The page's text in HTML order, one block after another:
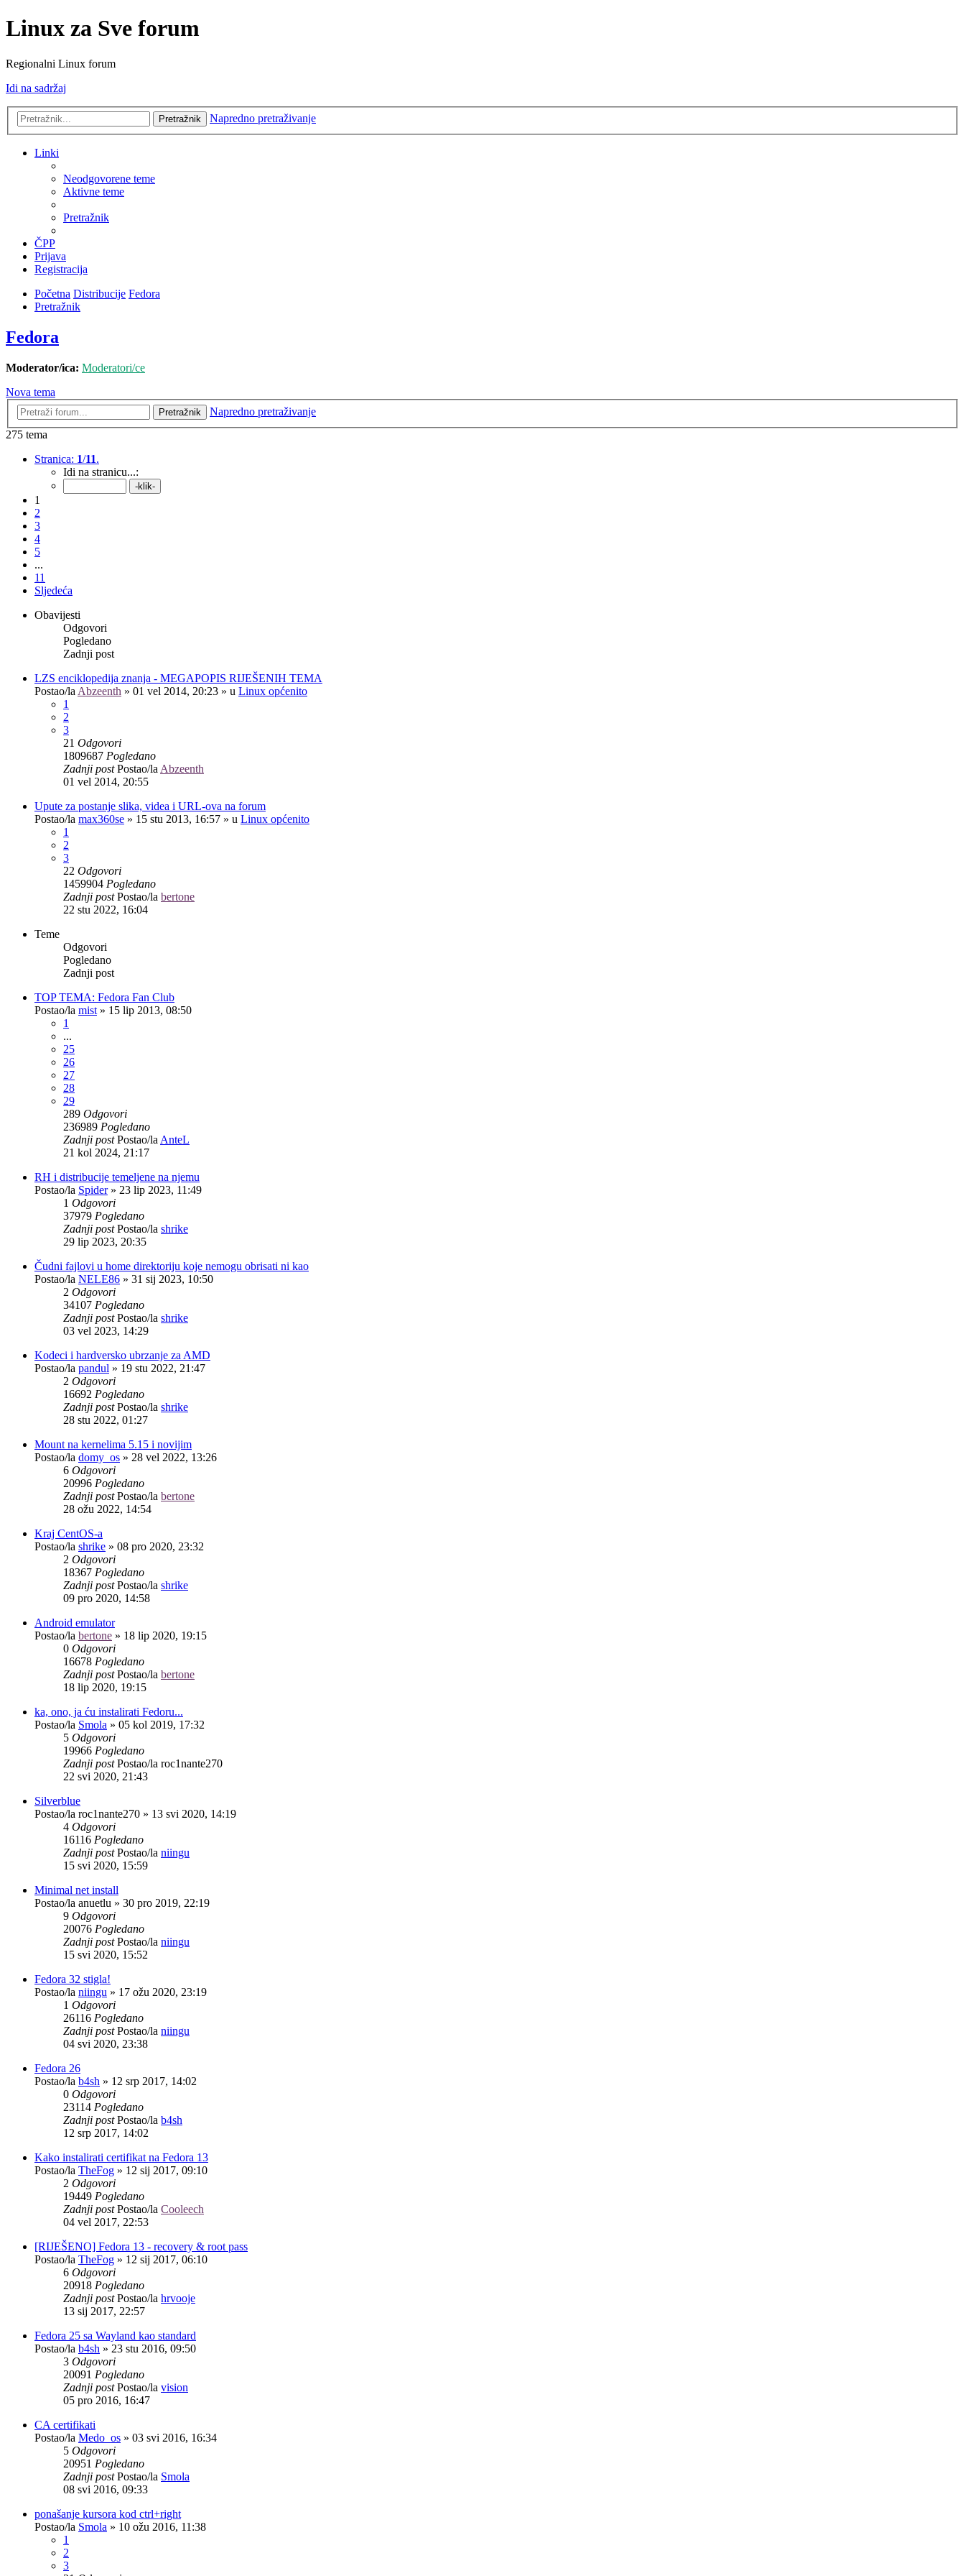
Linux za Sve forum
Regionalni Linux forum
Idi na sadržaj
Pretražnik Napredno pretraživanje
Linki
Neodgovorene teme
Aktivne teme
Pretražnik
ČPP
Prijava
Registracija
Početna Distribucije Fedora
Pretražnik
Fedora
Moderator/ica: Moderatori/ce
Nova tema
Pretražnik
Napredno pretraživanje
275 tema
Stranica: 1/11.
Idi na stranicu...:
1
2
3
4
5
...
11
Sljedeća
Obavijesti
Odgovori
Pogledano
Zadnji post
LZS enciklopedija znanja - MEGAPOPIS RIJEŠENIH TEMA
Postao/la Abzeenth » 01 vel 2014, 20:23 » u Linux općenito
1
2
3
21 Odgovori
1809687 Pogledano
Zadnji postPostao/la Abzeenth
01 vel 2014, 20:55
Upute za postanje slika, videa i URL-ova na forum
Postao/la max360se » 15 stu 2013, 16:57 » u Linux općenito
1
2
3
22 Odgovori
1459904 Pogledano
Zadnji postPostao/la bertone
22 stu 2022, 16:04
Teme
Odgovori
Pogledano
Zadnji post
TOP TEMA: Fedora Fan Club
Postao/la mist » 15 lip 2013, 08:50
1
...
25
26
27
28
29
289 Odgovori
236989 Pogledano
Zadnji postPostao/la AnteL
21 kol 2024, 21:17
RH i distribucije temeljene na njemu
Postao/la Spider» 23 lip 2023, 11:49
1 Odgovori
37979 Pogledano
Zadnji postPostao/la shrike
29 lip 2023, 20:35
Čudni fajlovi u home direktoriju koje nemogu obrisati ni kao
Postao/la NELE86 » 31 sij 2023, 10:50
2 Odgovori
34107 Pogledano
Zadnji postPostao/la shrike
03 vel 2023, 14:29
Kodeci i hardversko ubrzanje za AMD
Postao/la pandul » 19 stu 2022, 21:47
2 Odgovori
16692 Pogledano
Zadnji postPostao/la shrike
28 stu 2022, 01:27
Mount na kernelima 5.15 i novijim
Postao/la domy_os » 28 vel 2022, 13:26
6 Odgovori
20996 Pogledano
Zadnji postPostao/la bertone
28 ožu 2022, 14:54
Kraj CentOS-a
Postao/la shrike » 08 pro 2020, 23:32
2 Odgovori
18367 Pogledano
Zadnji postPostao/la shrike
09 pro 2020, 14:58
Android emulator
Postao/la bertone » 18 lip 2020, 19:15
0 Odgovori
16678 Pogledano
Zadnji postPostao/la bertone
18 lip 2020, 19:15
ka, ono, ja ću instalirati Fedoru...
Postao/la Smola » 05 kol 2019, 17:32
5 Odgovori
19966 Pogledano
Zadnji postPostao/la roc1nante270
22 svi 2020, 21:43
Silverblue
Postao/la roc1nante270 » 13 svi 2020, 14:19
4 Odgovori
16116 Pogledano
Zadnji postPostao/la niingu
15 svi 2020, 15:59
Minimal net install
Postao/la anuetlu » 30 pro 2019, 22:19
9 Odgovori
20076 Pogledano
Zadnji postPostao/la niingu
15 svi 2020, 15:52
Fedora 32 stigla!
Postao/la niingu » 17 ožu 2020, 23:19
1 Odgovori
26116 Pogledano
Zadnji postPostao/la niingu
04 svi 2020, 23:38
Fedora 26
Postao/la b4sh » 12 srp 2017, 14:02
0 Odgovori
23114 Pogledano
Zadnji postPostao/la b4sh
12 srp 2017, 14:02
Kako instalirati certifikat na Fedora 13
Postao/la TheFog » 12 sij 2017, 09:10
2 Odgovori
19449 Pogledano
Zadnji postPostao/la Cooleech
04 vel 2017, 22:53
[RIJEŠENO] Fedora 13 - recovery & root pass
Postao/la TheFog » 12 sij 2017, 06:10
6 Odgovori
20918 Pogledano
Zadnji postPostao/la hrvooje
13 sij 2017, 22:57
Fedora 25 sa Wayland kao standard
Postao/la b4sh » 23 stu 2016, 09:50
3 Odgovori
20091 Pogledano
Zadnji postPostao/la vision
05 pro 2016, 16:47
CA certifikati
Postao/la Medo_os » 03 svi 2016, 16:34
5 Odgovori
20951 Pogledano
Zadnji postPostao/la Smola
08 svi 2016, 09:33
ponašanje kursora kod ctrl+right
Postao/la Smola » 10 ožu 2016, 11:38
1
2
3